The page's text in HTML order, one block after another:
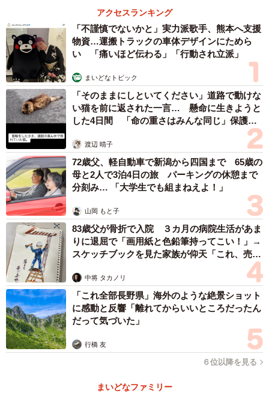
アクセスランキング
「不謹慎でないかと」実力派歌手、熊本へ支援
物資…運搬トラックの車体デザインにためら
い 「痛いほど伝わる」「行動され立派」
まいどなトピック
「そのままにしといてください」道路で動けな
い猫を前に返された一言… 懸命に生きようと
した4日間 「命の重さはみんな同じ」保護団
渡辺 晴子
72歳父、軽自動車で新潟から四国まで 65歳の
母と2人で3泊4日の旅 パーキングの休憩まで
分刻み… 「大学生でも組まねえよ！」
山岡 もと子
83歳父が骨折で入院 ３カ月の病院生活があま
りに退屈で「画用紙と色鉛筆持ってこい！」→
スケッチブックを見た家族が仰天「これ、売れ
中将 タカノリ
「これ全部長野県」海外のような絶景ショット
に感動と反響「離れてからいいところだったん
だって気づいた」
行橋 友
６位以降を見る
まいどなファミリー